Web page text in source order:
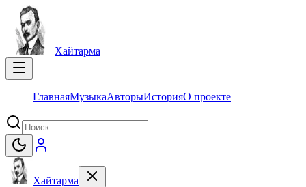
Хайтарма
ГлавнаяМузыкаАвторыИсторияО проекте
Хайтарма